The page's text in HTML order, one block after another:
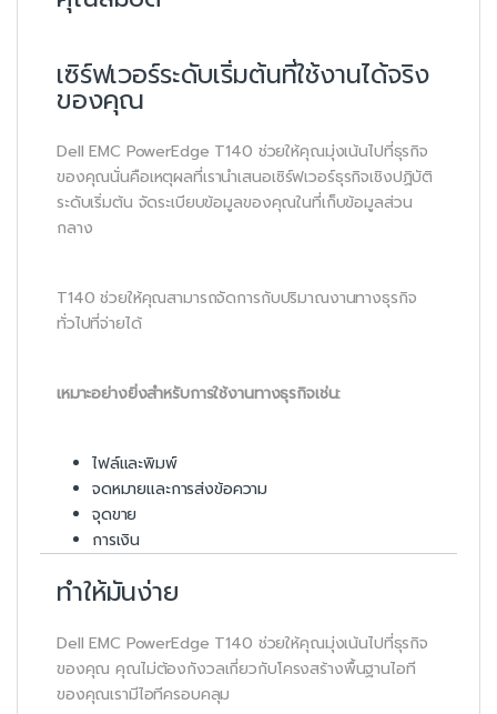
เซิร์ฟเวอร์ระดับเริ่มต้นที่ใช้งานได้จริง
ของคุณ
Dell EMC PowerEdge T140 ช่วยให้คุณมุ่งเน้นไปที่ธุรกิจ
ของคุณนั่นคือเหตุผลที่เรานำเสนอเซิร์ฟเวอร์ธุรกิจเชิงปฏิบัติ
ระดับเริ่มต้น จัดระเบียบข้อมูลของคุณในที่เก็บข้อมูลส่วน
กลาง
T140 ช่วยให้คุณสามารถจัดการกับปริมาณงานทางธุรกิจ
ทั่วไปที่จ่ายได้
เหมาะอย่างยิ่งสำหรับการใช้งานทางธุรกิจเช่น:
ไฟล์และพิมพ์
จดหมายและการส่งข้อความ
จุดขาย
การเงิน
ทำให้มันง่าย
Dell EMC PowerEdge T140 ช่วยให้คุณมุ่งเน้นไปที่ธุรกิจ
ของคุณ คุณไม่ต้องกังวลเกี่ยวกับโครงสร้างพื้นฐานไอที
ของคุณเรามีไอทีครอบคลุม